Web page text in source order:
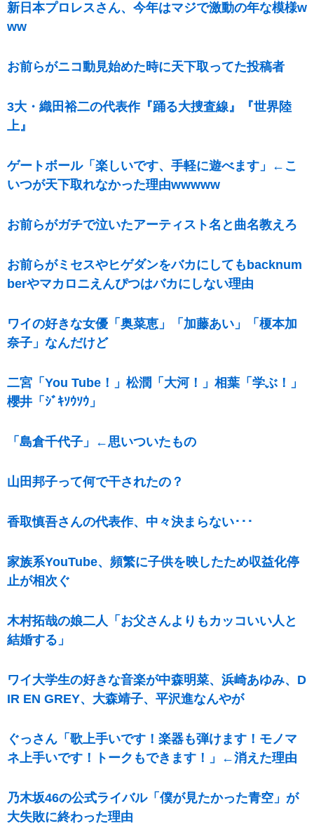
新日本プロレスさん、今年はマジで激動の年な模様w
ww
お前らがニコ動見始めた時に天下取ってた投稿者
3大・織田裕二の代表作『踊る大捜査線』『世界陸
上』
ゲートボール「楽しいです、手軽に遊べます」←こ
いつが天下取れなかった理由wwwww
お前らがガチで泣いたアーティスト名と曲名教えろ
お前らがミセスやヒゲダンをバカにしてもbacknum
berやマカロニえんぴつはバカにしない理由
ワイの好きな女優「奥菜恵」「加藤あい」「榎本加
奈子」なんだけど
二宮「You Tube！」松潤「大河！」相葉「学ぶ！」
櫻井「ｼﾞｷｿｳｿｳ」
「島倉千代子」←思いついたもの
山田邦子って何で干されたの？
香取慎吾さんの代表作、中々決まらない･･･
家族系YouTube、頻繁に子供を映したため収益化停
止が相次ぐ
木村拓哉の娘二人「お父さんよりもカッコいい人と
結婚する」
ワイ大学生の好きな音楽が中森明菜、浜崎あゆみ、D
IR EN GREY、大森靖子、平沢進なんやが
ぐっさん「歌上手いです！楽器も弾けます！モノマ
ネ上手いです！トークもできます！」←消えた理由
乃木坂46の公式ライバル「僕が見たかった青空」が
大失敗に終わった理由